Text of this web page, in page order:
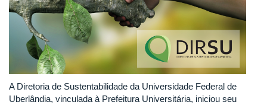
A Diretoria de Sustentabilidade da Universidade Federal de
Uberlândia, vinculada à Prefeitura Universitária, iniciou seu